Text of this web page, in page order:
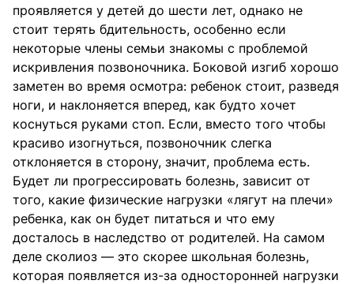
проявляется у детей до шести лет, однако не
стоит терять бдительность, особенно если
некоторые члены семьи знакомы с проблемой
искривления позвоночника. Боковой изгиб хорошо
заметен во время осмотра: ребенок стоит, разведя
ноги, и наклоняется вперед, как будто хочет
коснуться руками стоп. Если, вместо того чтобы
красиво изогнуться, позвоночник слегка
отклоняется в сторону, значит, проблема есть.
Будет ли прогрессировать болезнь, зависит от
того, какие физические нагрузки «лягут на плечи»
ребенка, как он будет питаться и что ему
досталось в наследство от родителей. На самом
деле сколиоз — это скорее школьная болезнь,
которая появляется из-за односторонней нагрузки